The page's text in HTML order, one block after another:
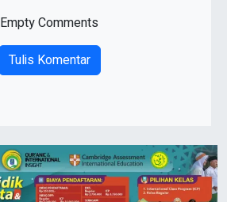
Empty Comments
Tulis Komentar